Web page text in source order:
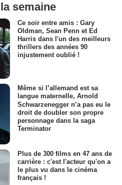
semaine
Ce soir entre amis : Gary
Oldman, Sean Penn et Ed
Harris dans l'un des meilleurs
thrillers des années 90
injustement oublié !
Même si l’allemand est sa
langue maternelle, Arnold
Schwarzenegger n’a pas eu le
droit de doubler son propre
personnage dans la saga
Terminator
Plus de 300 films en 47 ans de
carrière : c'est l'acteur qu'on a
le plus vu dans le cinéma
français !